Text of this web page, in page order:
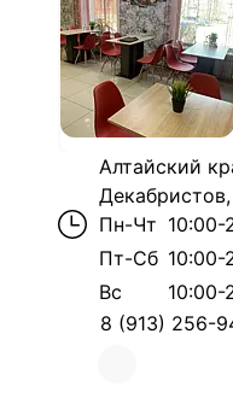
Алтайский
Пн-Чт 10:00-
Пт-Сб 10:00-
Вс
10:00-
8 (913) 256-